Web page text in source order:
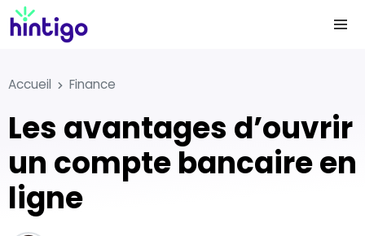
Accueil Finance
Les avantages d’ouvrir
un compte bancaire en
ligne